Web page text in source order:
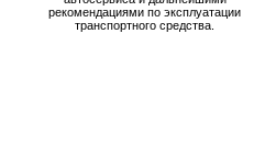
рекомендациями по эксплуатации
транспортного средства.